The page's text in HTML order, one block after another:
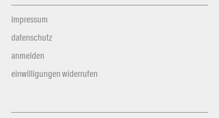
impressum
datenschutz
anmelden
einwilligungen widerrufen